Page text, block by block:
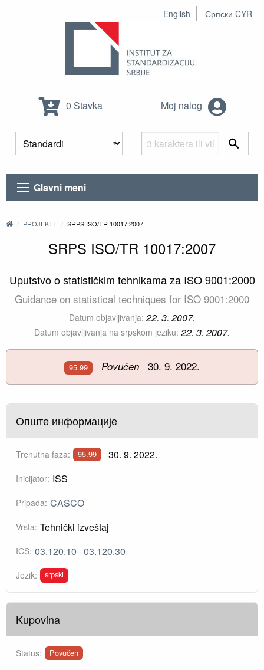
English Српски CYR
0 Stavka Moj nalog
Glavni meni
PROJEKTI SRPS ISO/TR 10017:2007
SRPS ISO/TR 10017:2007
Uputstvo o statističkim tehnikama za ISO 9001:2000
Guidance on statistical techniques for ISO 9001:2000
Datum objavljivanja: 22. 3. 2007.
Datum objavljivanja na srpskom jeziku: 22. 3. 2007.
95.99 Povučen 30. 9. 2022.
Опште информације
Trenutna faza: 95.99 30. 9. 2022.
Inicijator: ISS
Pripada: CASCO
Vrsta: Tehnički izveštaj
ICS: 03.120.10 03.120.30
Jezik: srpski
Kupovina
Status: Povučen